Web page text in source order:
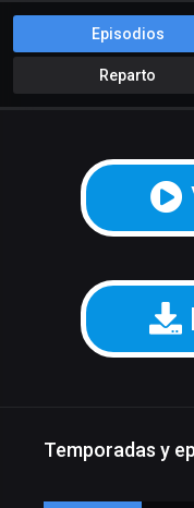
Episodios
Reparto
Temporadas y